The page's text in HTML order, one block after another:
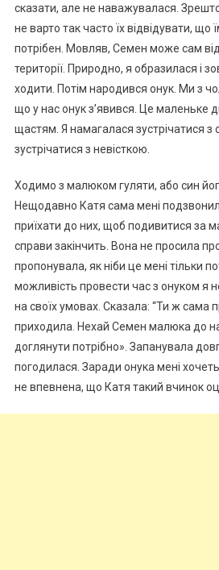
сказати, але не наважувалася.
не варто так часто їх відвідувати, що
потрібен. Мовляв, Семен може сам
території. Природно, я образилася і
ходити. Потім народився онук. Ми з
що у нас онук з’явився. Це маленьке
щастям. Я намагалася зустрічатися з
зустрічатися з невісткою.
Ходимо з малюком гуляти, або син
Нещодавно Катя сама мені
приїхати до них, щоб подивитися за
справи закінчить. Вона не просила
пропонувала, як ніби це мені тільки
можливість провести час з онуком я
на своїх умовах. Сказала: “Ти ж сама
приходила. Нехай Семен малюка до
доглянути потрібно». Запанувала
погодилася. Заради онука мені
не впевнена, що Катя такий вчинок